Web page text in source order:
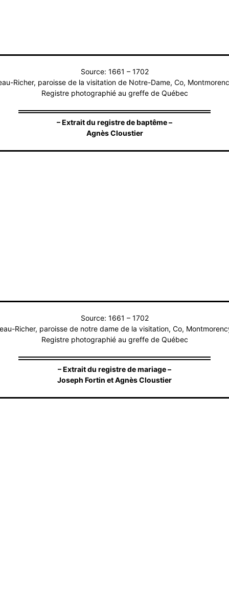
Source: 1661 – 1702
Richer, paroisse de la visitation de Notre-Dame, Co,
Registre photographié au greffe de Québec
– Extrait du registre de baptême –
Agnès Cloustier
Source: 1661 – 1702
Richer, paroisse de notre dame de la visitation, Co,
Registre photographié au greffe de Québec
– Extrait du registre de mariage –
Joseph Fortin et Agnès Cloustier